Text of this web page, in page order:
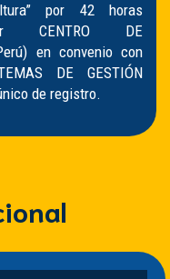
por 42 horas
CENTRO DE
en convenio con
DE GESTIÓN
de registro.